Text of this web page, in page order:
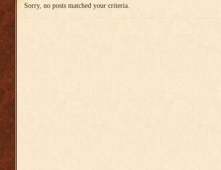
Sorry, no posts matched your criteria.